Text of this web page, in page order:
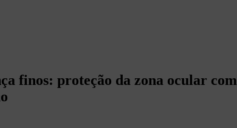
finos: proteção da zona ocular com